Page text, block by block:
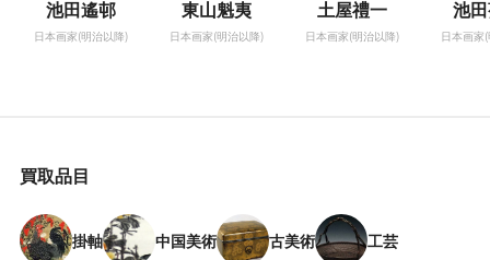
池田遙邨
日本画家(明治以降)
東山魁夷
日本画家(明治以降)
土屋禮一
日本画家(明治以降)
池
日本画家
買取品目
掛軸 中国美術 古美術 工芸